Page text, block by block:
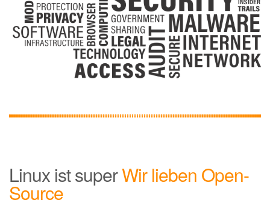
Linux ist superWir lieben Open-
Source